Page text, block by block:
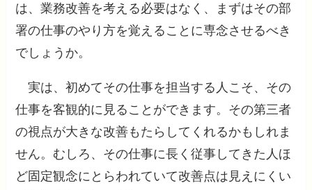
は、業務改善を考える必要はなく、まずはその部
署の仕事のやり方を覚えることに専念させるべき
でしょうか。
実は、初めてその仕事を担当する人こそ、その
仕事を客観的に見ることができます。その第三者
の視点が大きな改善もたらしてくれるかもしれま
せん。むしろ、その仕事に長く従事してきた人ほ
ど固定観念にとらわれていて改善点は見えにくい